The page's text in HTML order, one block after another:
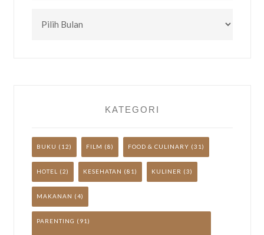
TULISAN
KATEGORI
BUKU (12) FILM (8) FOOD & CULINARY (31)
HOTEL (2) KESEHATAN (81) KULINER (3)
MAKANAN (4)
PARENTING (91)